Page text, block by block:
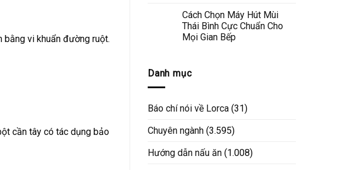
bằng vi khuẩn đường ruột.
cần tây có tác dụng bảo
Cách Chọn Máy Hút Mùi
Thái Bình Cực Chuẩn Cho
Mọi Gian Bếp
Danh mục
Báo chí nói về Lorca (31)
Chuyên ngành (3.595)
Hướng dẫn nấu ăn (1.008)